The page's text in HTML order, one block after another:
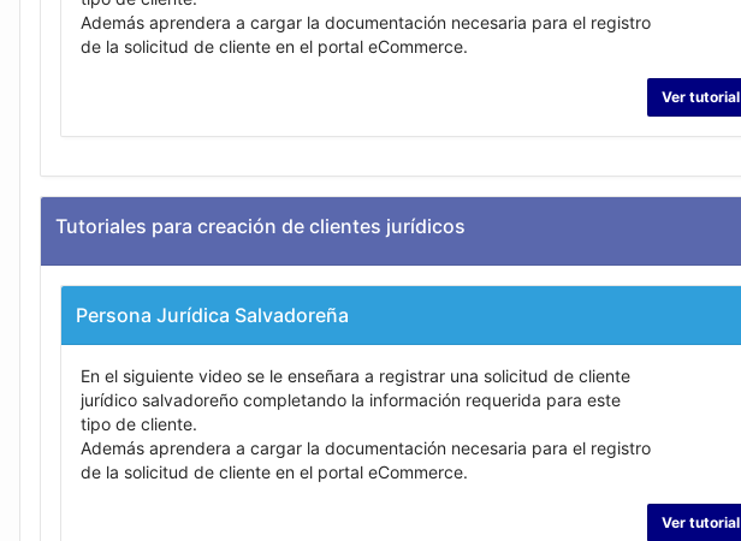
Además aprendera a cargar la documentación necesaria para el registro
de la solicitud de cliente en el portal eCommerce.
Ver tutorial
Tutoriales para creación de clientes jurídicos
Persona Jurídica Salvadoreña
En el siguiente video se le enseñara a registrar una solicitud de cliente
jurídico salvadoreño completando la información requerida para este
tipo de cliente.
Además aprendera a cargar la documentación necesaria para el registro
de la solicitud de cliente en el portal eCommerce.
Ver tutorial